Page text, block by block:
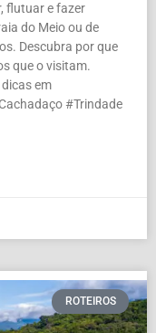
flutuar e fazer
do Meio ou de
Descubra por que
que o visitam.
em
#Trindade
ROTEIROS